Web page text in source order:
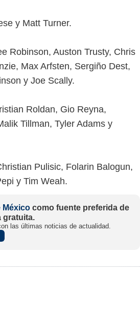
y Matt Turner.
Robinson, Auston Trusty, Chris
Max Arfsten, Sergiño Dest,
y Joe Scally.
Roldan, Gio Reyna,
Tillman, Tyler Adams y
Pulisic, Folarin Balogun,
y Tim Weah.
México como fuente preferida de
gratuita.
las últimas noticias de actualidad.